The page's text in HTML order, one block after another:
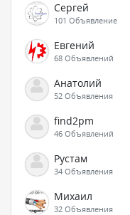
Сергей
101 Объявление
Евгений
68 Объявлений
Анатолий
52 Объявления
find2pm
46 Объявлений
Рустам
34 Объявления
Михаил
32 Объявления